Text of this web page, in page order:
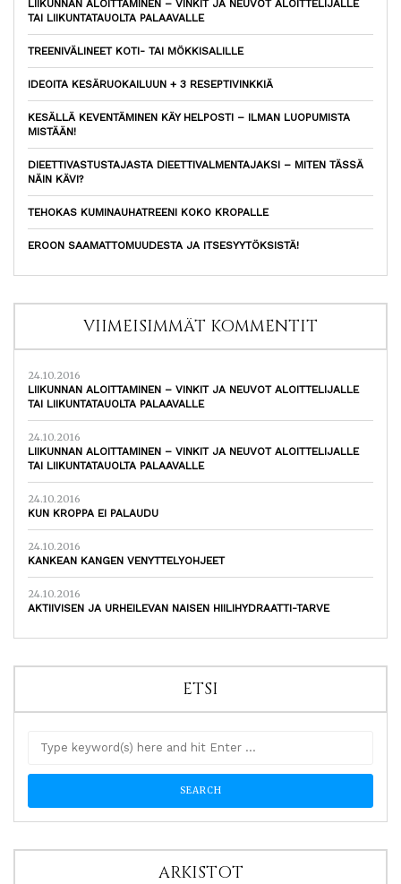
LIIKUNNAN ALOITTAMINEN – VINKIT JA NEUVOT ALOITTELIJALLE
TAI LIIKUNTATAUOLTA PALAAVALLE
TREENIVÄLINEET KOTI- TAI MÖKKISALILLE
IDEOITA KESÄRUOKAILUUN + 3 RESEPTIVINKKIÄ
KESÄLLÄ KEVENTÄMINEN KÄY HELPOSTI – ILMAN LUOPUMISTA
MISTÄÄN!
DIEETTIVASTUSTAJASTA DIEETTIVALMENTAJAKSI – MITEN TÄSSÄ
NÄIN KÄVI?
TEHOKAS KUMINAUHATREENI KOKO KROPALLE
EROON SAAMATTOMUUDESTA JA ITSESYYTÖKSISTÄ!
VIIMEISIMMÄT KOMMENTIT
24.10.2016
LIIKUNNAN ALOITTAMINEN – VINKIT JA NEUVOT ALOITTELIJALLE
TAI LIIKUNTATAUOLTA PALAAVALLE
24.10.2016
LIIKUNNAN ALOITTAMINEN – VINKIT JA NEUVOT ALOITTELIJALLE
TAI LIIKUNTATAUOLTA PALAAVALLE
24.10.2016
KUN KROPPA EI PALAUDU
24.10.2016
KANKEAN KANGEN VENYTTELYOHJEET
24.10.2016
AKTIIVISEN JA URHEILEVAN NAISEN HIILIHYDRAATTI-TARVE
ETSI
ARKISTOT